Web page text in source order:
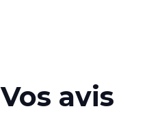
Vos avis